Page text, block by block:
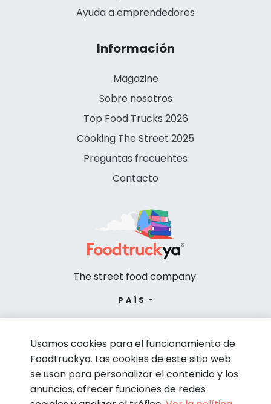
Ayuda a emprendedores
Información
Magazine
Sobre nosotros
Top Food Trucks 2026
Cooking The Street 2025
Preguntas frecuentes
Contacto
The street food company.
PAÍS
Usamos cookies para el funcionamiento de
Foodtruckya. Las cookies de este sitio web
se usan para personalizar el contenido y los
anuncios, ofrecer funciones de redes